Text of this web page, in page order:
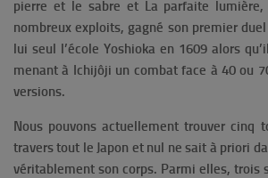
pierre et le sabre et La parfaite lumière,
nombreux exploits, gagné son premier
lui seul l’école Yoshioka en 1609 alors
menant à Ichijôji un combat face à 40 ou
versions.
Nous pouvons actuellement trouver cinq
travers tout le Japon et nul ne sait à priori
véritablement son corps. Parmi elles, trois